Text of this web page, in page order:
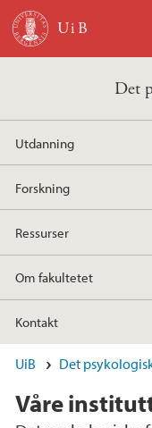
Hopp til hovedinnhold
Det
Utdanning
Forskning
Ressurser
Om fakultetet
Kontakt
UiB Det
Våre